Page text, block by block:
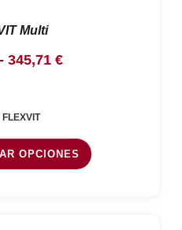
Multi
- 345,71 €Rango
40,47 €
hasta
FLEXVIT
OPCIONES